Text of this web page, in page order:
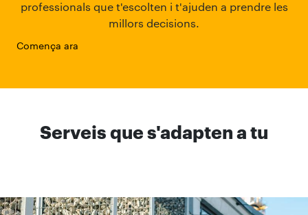
professionals que t'escolten i t'ajuden a prendre les
millors decisions.
Comença ara
Serveis que s'adapten a tu